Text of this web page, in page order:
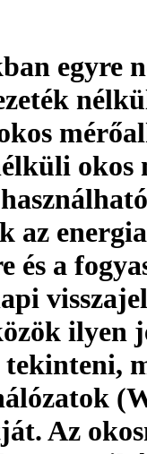
egyre
okos
az
és a
ilyen
tekinteni,
Az